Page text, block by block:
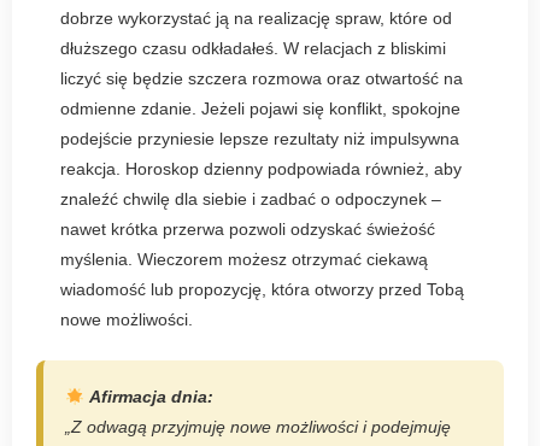
dobrze wykorzystać ją na realizację spraw, które od
dłuższego czasu odkładałeś. W relacjach z bliskimi
liczyć się będzie szczera rozmowa oraz otwartość na
odmienne zdanie. Jeżeli pojawi się konflikt, spokojne
podejście przyniesie lepsze rezultaty niż impulsywna
reakcja. Horoskop dzienny podpowiada również, aby
znaleźć chwilę dla siebie i zadbać o odpoczynek –
nawet krótka przerwa pozwoli odzyskać świeżość
myślenia. Wieczorem możesz otrzymać ciekawą
wiadomość lub propozycję, która otworzy przed Tobą
nowe możliwości.
Afirmacja dnia:
„Z odwagą przyjmuję nowe możliwości i podejmuję